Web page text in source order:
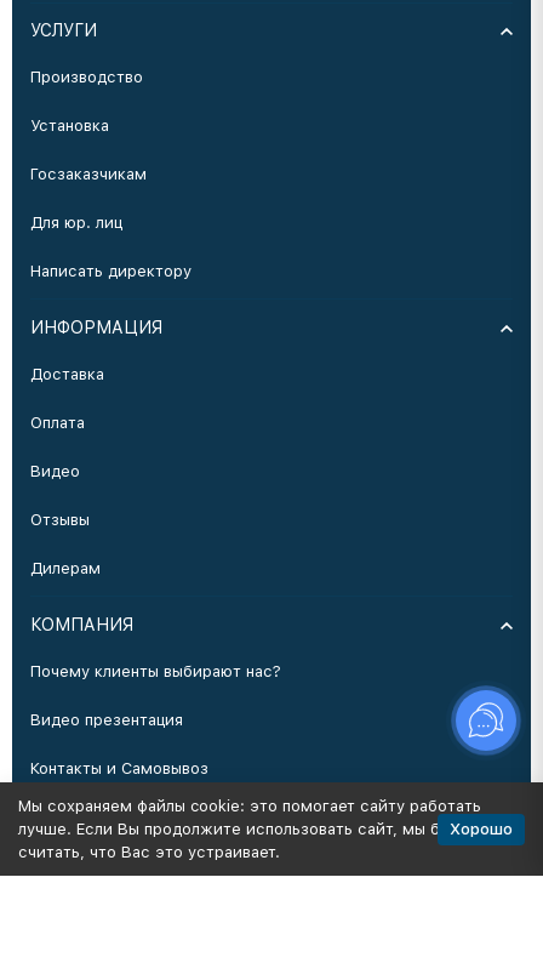
УСЛУГИ
Производство
Установка
Госзаказчикам
Для юр. лиц
Написать директору
ИНФОРМАЦИЯ
Доставка
Оплата
Видео
Отзывы
Дилерам
КОМПАНИЯ
Почему клиенты выбирают нас?
Видео презентация
Контакты и Самовывоз
Производство
Мы сохраняем файлы cookie: это помогает сайту работать
лучше. Если Вы продолжите использовать сайт, мы будем
считать, что Вас это устраивает.
Хорошо